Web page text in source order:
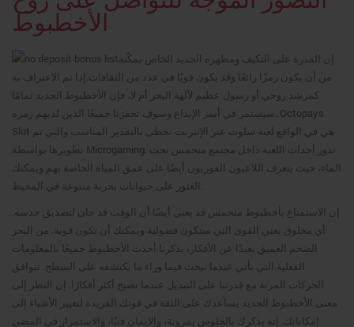
الأخطبوط
إن القدرة على التكيف ومظهره الجديد الخاص يمكّنه
من أن يكون رمزًا رائعًا وقد يكون قويًا في عدد من الثقافات.إذا تم الاعتراف به
كمرشد روحي أو رسول عظيم لآلهة البحر أم لا، فإن الأخطبوط الجديد تمامًا
سيستمر في أسر الإبداع وسوف تحفزنا جميعًا الذين لديهم رمزه. Octopays
Slot هي في الواقع لعبة سلوت عبر الإنترنت تحظى بالتقدير المناسب والتي تم
تطويرها بواسطة Microgaming. تدور أحداث اللعبة داخل مجتمع متحمس تحت
الماء، حيث يتعرف اللاعبون الفوريون أيضًا على عمق المياه الخاصة بهم ويمكنك
العثور على حيوانات بحرية متنوعة في المحيط.
إن الاستمتاع بأخطبوط متحمس قد يعني أيضًا أن الوقت قد حان لتصديق حدسه.
أي مخلوق يعني القوى التي ستكون فضولية ويمكنك أن تكون قوية. من البحر
الضخم العميق بعيدًا عن الأفكار، يذكرنا أحدث الأخطبوط جميعًا بالمعلومات
الفعلية التي تأتي عندما نبحث فيما وراء ما نكتشفه على السطح. تتوافق
الحركات المرنة مع قدرتنا على التبديل عندما نصبح أكثر أفكارًا. إن النظر إلى
معنى الأخطبوط الجديد يساعدك على الثقة في قوتك الفريدة لتغيير الأشياء إلى
إمكاناتك. إنه يذكرك بالجلوس بمرونة، والإيمان فنيًا، والاستمرار في المضي